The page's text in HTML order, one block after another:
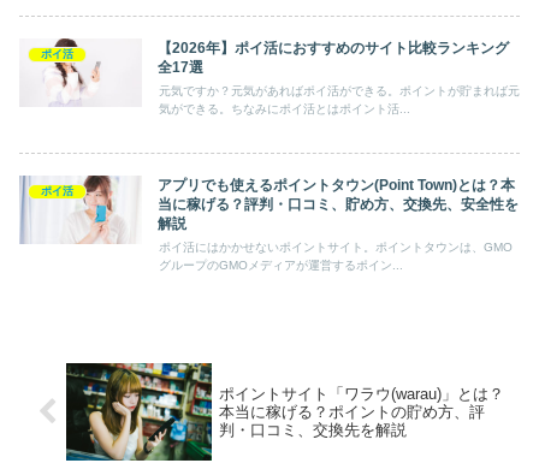
ポイ活
【2026年】ポイ活におすすめのサイト比較ランキング
全17選
元気ですか？元気があればポイ活ができる。ポイントが貯まれば元
気ができる。ちなみにポイ活とはポイント活...
ポイ活
アプリでも使えるポイントタウン(Point Town)とは？本
当に稼げる？評判・口コミ、貯め方、交換先、安全性を
解説
ポイ活にはかかせないポイントサイト。ポイントタウンは、GMO
グループのGMOメディアが運営するポイン...
ポイントサイト「ワラウ(warau)」とは？
本当に稼げる？ポイントの貯め方、評
判・口コミ、交換先を解説